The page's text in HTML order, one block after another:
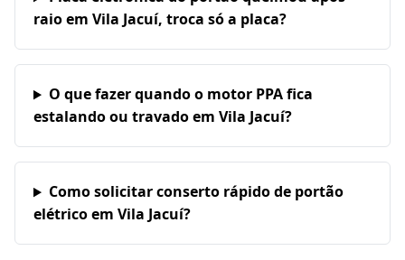
raio em Vila Jacuí, troca só a placa?
O que fazer quando o motor PPA fica
estalando ou travado em Vila Jacuí?
Como solicitar conserto rápido de portão
elétrico em Vila Jacuí?